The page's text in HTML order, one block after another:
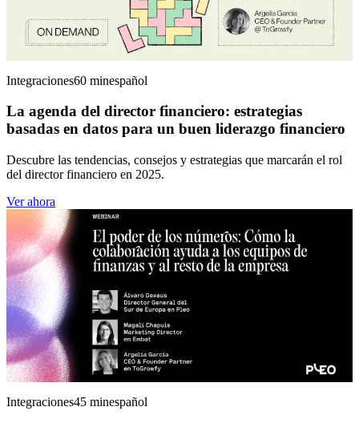
Integraciones60 minespañol
La agenda del director financiero: estrategias
basadas en datos para un buen liderazgo financiero
Descubre las tendencias, consejos y estrategias que marcarán el rol
del director financiero en 2025.
Ver ahora
Integraciones45 minespañol